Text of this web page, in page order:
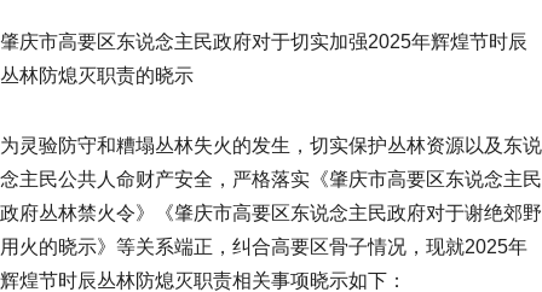
肇庆市高要区东说念主民政府对于切实加强2025年辉煌节时辰
丛林防熄灭职责的晓示
为灵验防守和糟塌丛林失火的发生，切实保护丛林资源以及东说
念主民公共人命财产安全，严格落实《肇庆市高要区东说念主民
政府丛林禁火令》《肇庆市高要区东说念主民政府对于谢绝郊野
用火的晓示》等关系端正，纠合高要区骨子情况，现就2025年
辉煌节时辰丛林防熄灭职责相关事项晓示如下：